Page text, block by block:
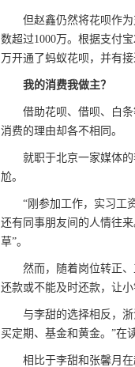
但赵鑫仍然将花呗作为
数超过1000万。根据支付
万开通了蚂蚁花呗，并有
我的消费我做主？
借助花呗、借呗、白条
消费的理由却各不相同。
就职于北京一家媒体的
尬。
“刚参加工作，实习工资
还有同事朋友间的人情往
草”。
然而，随着岗位转正、
还款或不能及时还款，让
与李甜的选择相反，浙
买定期、基金和黄金。”在
相比于李甜和张馨月在